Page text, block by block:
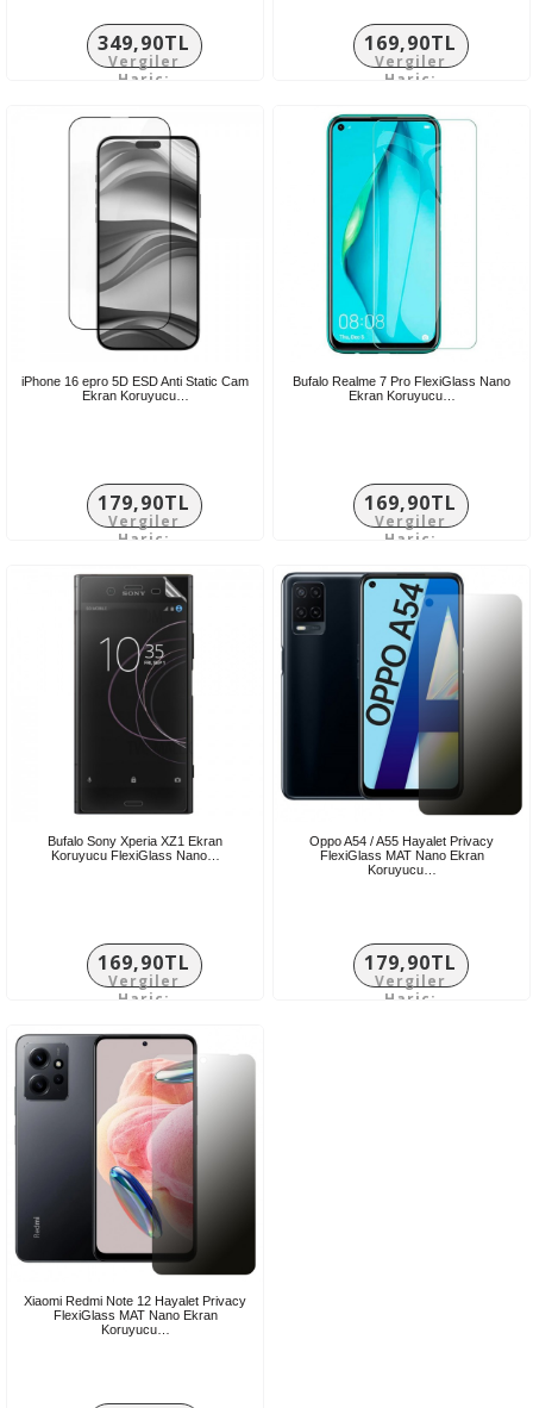
349,90TL
Vergiler
Hariç:
169,90TL
Vergiler
Hariç:
iPhone 16 epro 5D ESD Anti Static Cam
Ekran Koruyucu…
179,90TL
Vergiler
Hariç:
Bufalo Realme 7 Pro FlexiGlass Nano
Ekran Koruyucu…
169,90TL
Vergiler
Hariç:
Bufalo Sony Xperia XZ1 Ekran
Koruyucu FlexiGlass Nano…
169,90TL
Vergiler
Hariç:
Oppo A54 / A55 Hayalet Privacy
FlexiGlass MAT Nano Ekran
Koruyucu…
179,90TL
Vergiler
Hariç:
Xiaomi Redmi Note 12 Hayalet Privacy
FlexiGlass MAT Nano Ekran
Koruyucu…